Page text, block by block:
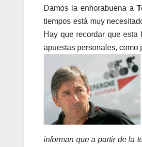
Damos la enhorabuena a
tiempos está muy
Hay que recordar que esta
apuestas personales, como
informan que a partir de la